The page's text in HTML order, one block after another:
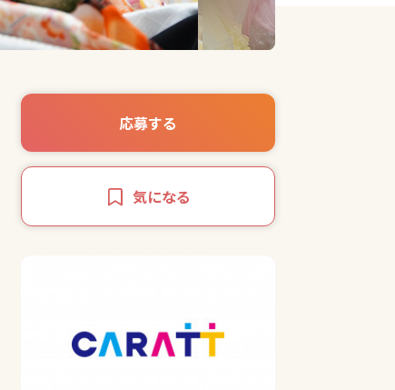
応募する
気になる